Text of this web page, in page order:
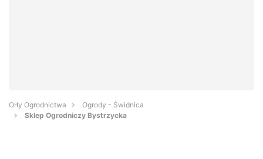
Orły Ogrodnictwa
Ogrody - Świdnica
Sklep Ogrodniczy Bystrzycka